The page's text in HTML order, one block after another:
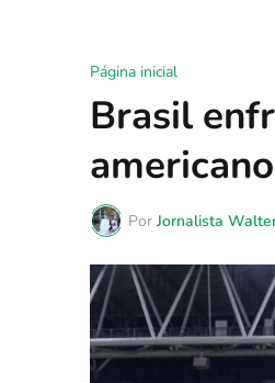
Página inicial
Brasil
Por Jornalista